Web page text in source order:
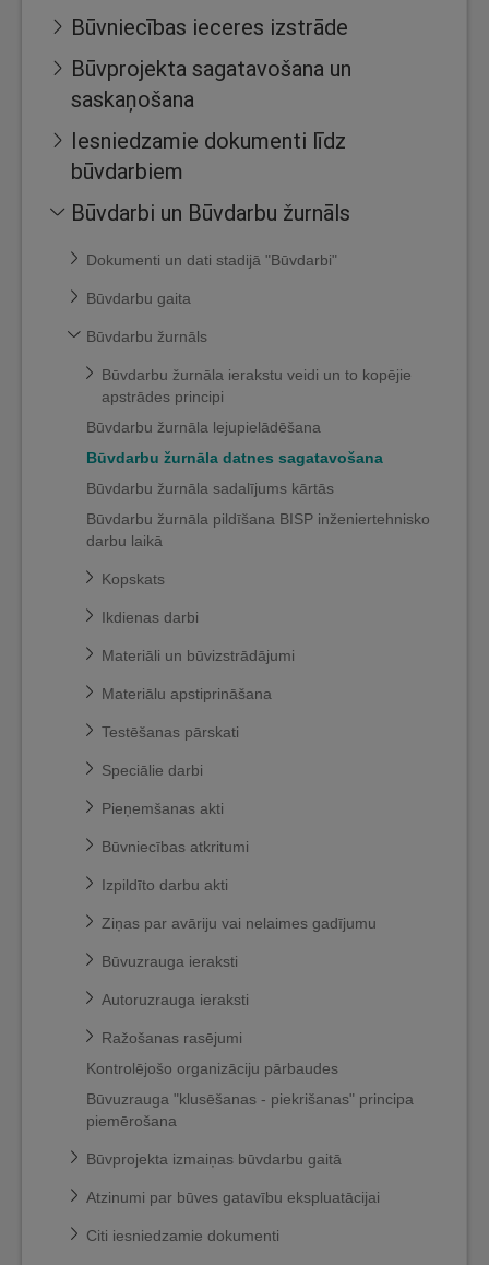
Būvniecības ieceres izstrāde
Būvprojekta sagatavošana un
saskaņošana
Iesniedzamie dokumenti līdz
būvdarbiem
Būvdarbi un Būvdarbu žurnāls
Dokumenti un dati stadijā "Būvdarbi"
Būvdarbu gaita
Būvdarbu žurnāls
Būvdarbu žurnāla ierakstu veidi un to kopējie
apstrādes principi
Būvdarbu žurnāla lejupielādēšana
Būvdarbu žurnāla datnes sagatavošana
Būvdarbu žurnāla sadalījums kārtās
Būvdarbu žurnāla pildīšana BISP inženiertehnisko
darbu laikā
Kopskats
Ikdienas darbi
Materiāli un būvizstrādājumi
Materiālu apstiprināšana
Testēšanas pārskati
Speciālie darbi
Pieņemšanas akti
Būvniecības atkritumi
Izpildīto darbu akti
Ziņas par avāriju vai nelaimes gadījumu
Būvuzrauga ieraksti
Autoruzrauga ieraksti
Ražošanas rasējumi
Kontrolējošo organizāciju pārbaudes
Būvuzrauga "klusēšanas - piekrišanas" principa
piemērošana
Būvprojekta izmaiņas būvdarbu gaitā
Atzinumi par būves gatavību ekspluatācijai
Citi iesniedzamie dokumenti